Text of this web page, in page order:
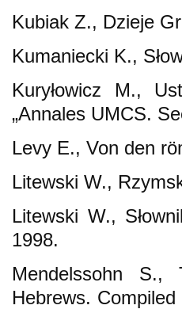
Kubiak Z., Dzieje
Kumaniecki K.,
Kuryłowicz M.,
„Annales UMCS.
Levy E., Von den
Litewski W.,
Litewski W.,
1998.
Mendelssohn S.,
Hebrews.